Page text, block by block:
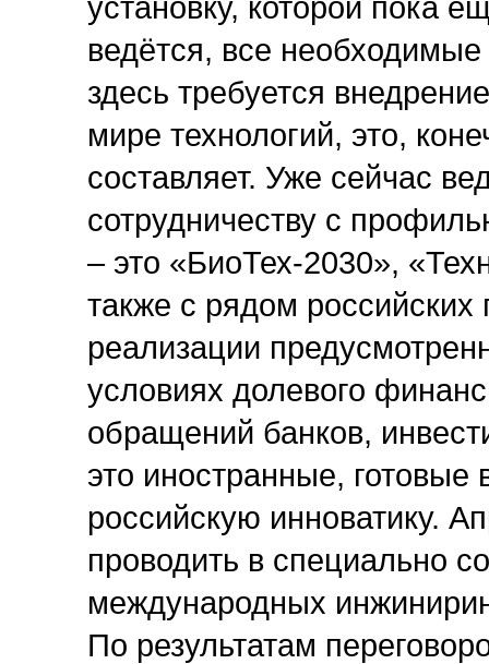
установку, которой пока
ведётся, все
здесь требуется
мире технологий, это,
составляет. Уже сейчас
сотрудничеству с
– это «БиоТех-2030»,
также с рядом российских
реализации
условиях долевого
обращений банков,
это иностранные, готовые
российскую инноватику.
проводить в специально
международных
По результатам